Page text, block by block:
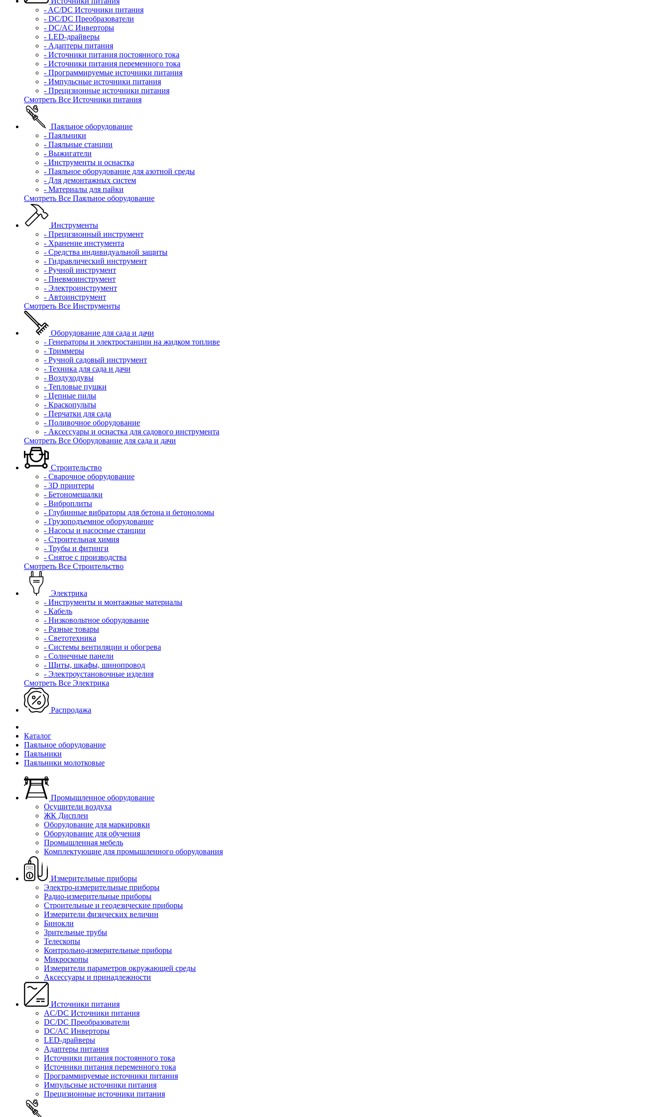
- AC/DC Источники питания
- DC/DC Преобразователи
- DC/AC Инверторы
- LED-драйверы
- Адаптеры питания
- Источники питания постоянного тока
- Источники питания переменного тока
- Программируемые источники питания
- Импульсные источники питания
- Прецизионные источники питания
Смотреть Все Источники питания
Паяльное оборудование
- Паяльники
- Паяльные станции
- Выжигатели
- Инструменты и оснастка
- Паяльное оборудование для азотной среды
- Для демонтажных систем
- Материалы для пайки
Смотреть Все Паяльное оборудование
Инструменты
- Прецизионный инструмент
- Хранение инстумента
- Средства индивидуальной защиты
- Гидравлический инструмент
- Ручной инструмент
- Пневмоинструмент
- Электроинструмент
- Автоинструмент
Смотреть Все Инструменты
Оборудование для сада и дачи
- Генераторы и электростанции на жидком топливе
- Триммеры
- Ручной садовый инструмент
- Техника для сада и дачи
- Воздуходувы
- Тепловые пушки
- Цепные пилы
- Краскопульты
- Перчатки для сада
- Поливочное оборудование
- Аксессуары и оснастка для садового инструмента
Смотреть Все Оборудование для сада и дачи
Строительство
- Сварочное оборудование
- 3D принтеры
- Бетономешалки
- Виброплиты
- Глубинные вибраторы для бетона и бетоноломы
- Грузоподъемное оборудование
- Насосы и насосные станции
- Строительная химия
- Трубы и фитинги
- Снятое с производства
Смотреть Все Строительство
Электрика
- Инструменты и монтажные материалы
- Кабель
- Низковольтное оборудование
- Разные товары
- Светотехника
- Системы вентиляции и обогрева
- Солнечные панели
- Щиты, шкафы, шинопровод
- Электроустановочные изделия
Смотреть Все Электрика
Распродажа
Каталог
Паяльное оборудование
Паяльники
Паяльники молотковые
Промышленное оборудование
Осушители воздуха
ЖК Дисплеи
Оборудование для маркировки
Оборудование для обучения
Промышленная мебель
Комплектующие для промышленного оборудования
Измерительные приборы
Электро-измерительные приборы
Радио-измерительные приборы
Строительные и геодезические приборы
Измерители физических величин
Бинокли
Зрительные трубы
Телескопы
Контрольно-измерительные приборы
Микроскопы
Измерители параметров окружающей среды
Аксессуары и принадлежности
Источники питания
AC/DC Источники питания
DC/DC Преобразователи
DC/AC Инверторы
LED-драйверы
Адаптеры питания
Источники питания постоянного тока
Источники питания переменного тока
Программируемые источники питания
Импульсные источники питания
Прецизионные источники питания